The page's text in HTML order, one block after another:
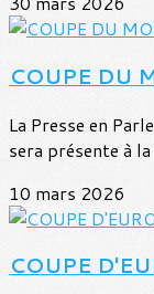
COUPE DU
La Presse en
sera présente à
10 mars 2026
COUPE